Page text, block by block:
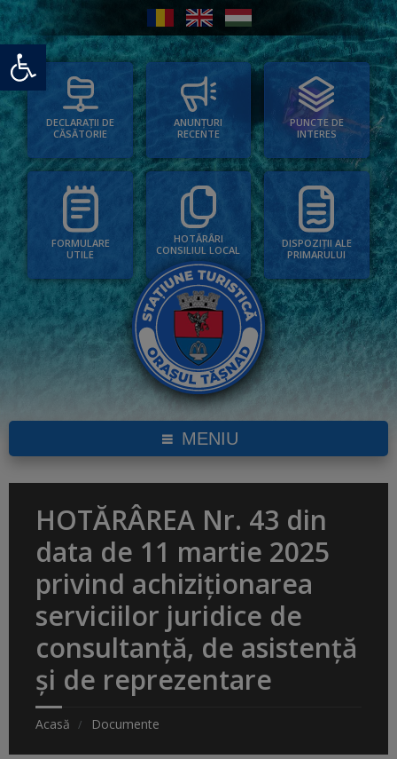
Deschide bara de unelte
DECLARAȚII DE
CĂSĂTORIE
ANUNȚURI
RECENTE
PUNCTE DE
INTERES
FORMULARE
UTILE
HOTĂRÂRI
CONSILIUL LOCAL
DISPOZIȚII ALE
PRIMARULUI
MENIU
HOTĂRÂREA Nr. 43 din
data de 11 martie 2025
privind achiziționarea
serviciilor juridice de
consultanță, de asistență
și de reprezentare
Acasă Documente